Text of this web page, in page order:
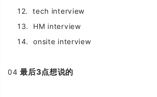
12. tech interview
13. HM interview
14. onsite interview
04最后3点想说的